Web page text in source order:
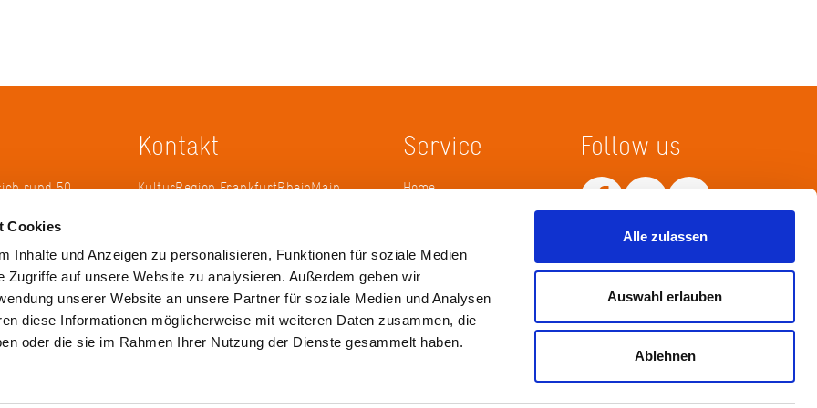
Cookies
Inhalte und Anzeigen zu personalisieren, Funktionen für soziale Medien
Zugriffe auf unsere Website zu analysieren. Außerdem geben wir
unserer Website an unsere Partner für soziale Medien und Analysen
diese Informationen möglicherweise mit weiteren Daten zusammen, die
oder die sie im Rahmen Ihrer Nutzung der Dienste gesammelt haben.
Alle zulassen
Auswahl erlauben
Ablehnen
rund 50
2005 die
zu
Kontakt
KulturRegion FrankfurtRheinMain
Tel.: +49 69 2577-1700
Fax: +49 69 2577-1750
E-Mail:info@krfrm.de
Service
Home
Follow us
Netiquette